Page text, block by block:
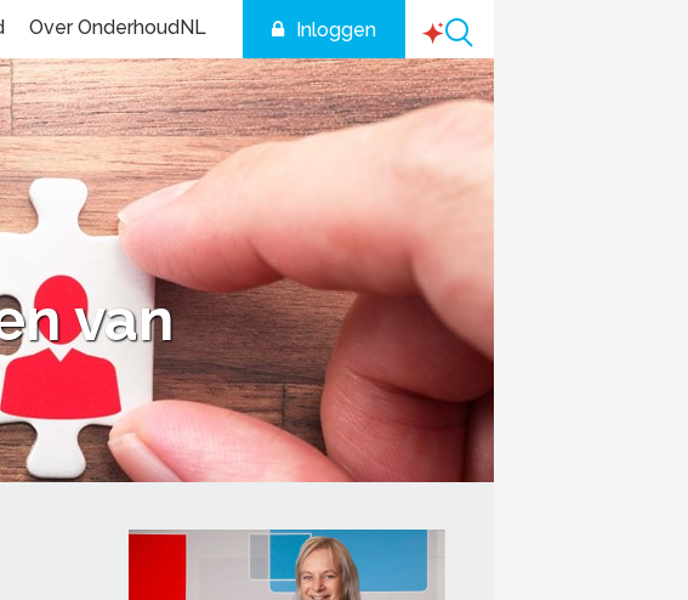
Inloggen
Over OnderhoudNL
van